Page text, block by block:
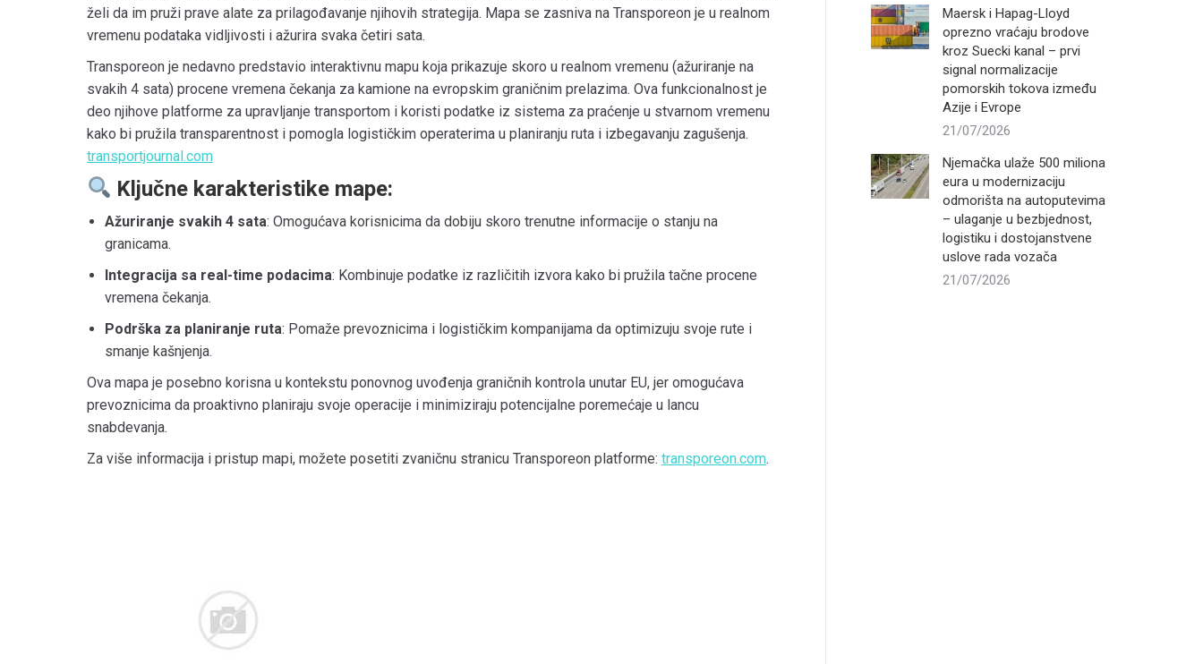
želi da im pruži prave alate za prilagođavanje njihovih strategija. Mapa se zasniva na Transporeon je u realnom
vremenu podataka vidljivosti i ažurira svaka četiri sata.
Transporeon je nedavno predstavio interaktivnu mapu koja prikazuje skoro u realnom vremenu (ažuriranje na
svakih 4 sata) procene vremena čekanja za kamione na evropskim graničnim prelazima. Ova funkcionalnost je
deo njihove platforme za upravljanje transportom i koristi podatke iz sistema za praćenje u stvarnom vremenu
kako bi pružila transparentnost i pomogla logističkim operaterima u planiranju ruta i izbegavanju zagušenja.
transportjournal.com
Ključne karakteristike mape:
Ažuriranje svakih 4 sata: Omogućava korisnicima da dobiju skoro trenutne informacije o stanju na
granicama.
Integracija sa real-time podacima: Kombinuje podatke iz različitih izvora kako bi pružila tačne procene
vremena čekanja.
Podrška za planiranje ruta: Pomaže prevoznicima i logističkim kompanijama da optimizuju svoje rute i
smanje kašnjenja.
Ova mapa je posebno korisna u kontekstu ponovnog uvođenja graničnih kontrola unutar EU, jer omogućava
prevoznicima da proaktivno planiraju svoje operacije i minimiziraju potencijalne poremećaje u lancu
snabdevanja.
Za više informacija i pristup mapi, možete posetiti zvaničnu stranicu Transporeon platforme: transporeon.com.
Maersk i Hapag-Lloyd
oprezno vraćaju brodove
kroz Suecki kanal – prvi
signal normalizacije
pomorskih tokova između
Azije i Evrope
21/07/2026
Njemačka ulaže 500 miliona
eura u modernizaciju
odmorišta na autoputevima
– ulaganje u bezbjednost,
logistiku i dostojanstvene
uslove rada vozača
21/07/2026